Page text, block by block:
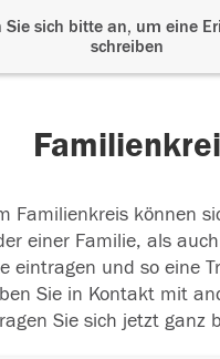
Sie sich bitte an, um eine
schreiben
Familienkreis können
einer Familie, als
eintragen und so eine
Sie in Kontakt mit
Sie sich jetzt ganz